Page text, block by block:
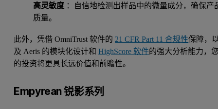
高灵敏度 ：自信地检测出样品中的微量成分，确保产
质量。
此外，凭借 OmniTrust 软件的21 CFR Part 11 合规性保障，
及 Aeris 的模块化设计和HighScore 软件的强大分析能力，
的投资将更具长远价值和前瞻性。
Empyrean 锐影系列